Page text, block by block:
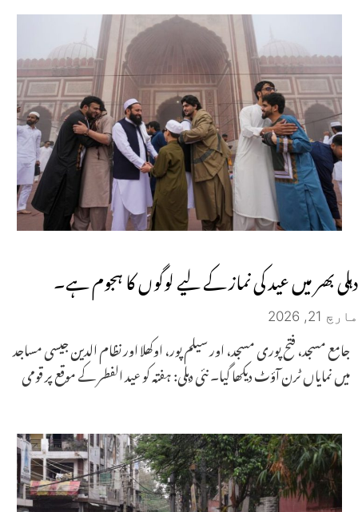
دہلی بھر میں عید کی نماز کے لیے لوگوں کا ہجوم ہے۔
مارچ 21, 2026
جامع مسجد، فتح پوری مسجد، اور سیلم پور، اوکھلا اور نظام الدین جیسی مساجد
میں نمایاں ٹرن آؤٹ دیکھا گیا۔ نئی دہلی: ہفتہ کو عید الفطر کے موقع پر قومی